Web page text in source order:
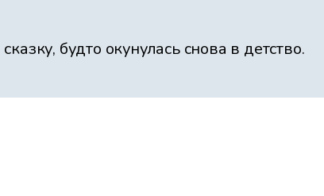
будто окунулась снова в детство.